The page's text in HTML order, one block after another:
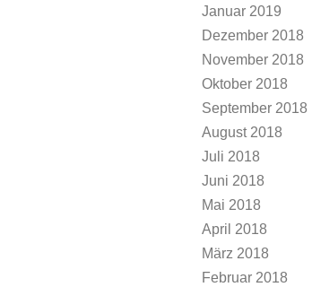
Januar 2019
Dezember 2018
November 2018
Oktober 2018
September 2018
August 2018
Juli 2018
Juni 2018
Mai 2018
April 2018
März 2018
Februar 2018